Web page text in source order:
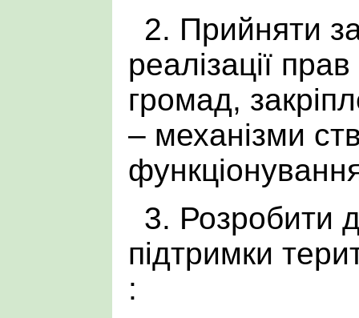
2. Прийняти
реалізації
громад,
– механізми
3. Розробити
підтримки
: